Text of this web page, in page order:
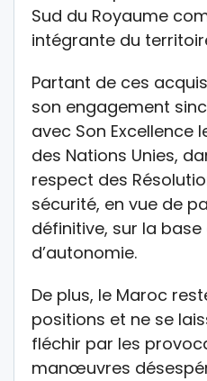
Sud du Royaume
intégrante du
Partant de ces
son engagement
avec Son Excellence
des Nations Unies,
respect des
sécurité, en vue de
définitive, sur la base
d’autonomie.
De plus, le Maroc
positions et ne se
fléchir par les
manœuvres